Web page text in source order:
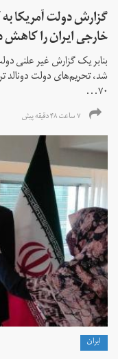
خارجی ایران را کاهش
بنابر یک گزارش غیر علنی
۷۰...
۷ ساعت ۴۸ دقیقه پیش
ايران